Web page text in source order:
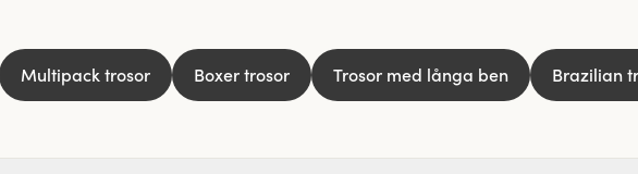
Bomullstrosor är det ultimata valet för dig som söker bekväma och hållbara
Multipack trosor Boxer trosor Trosor med långa ben Brazilian